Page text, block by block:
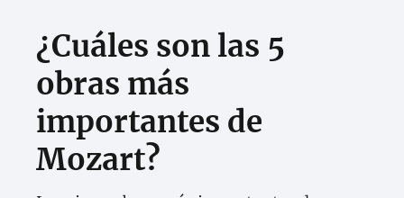
¿Cuáles son las 5
obras más
importantes de
Mozart?